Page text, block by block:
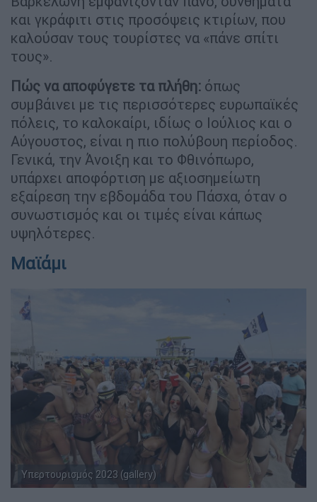
και γκράφιτι στις προσόψεις κτιρίων, που
καλούσαν τους τουρίστες να «πάνε σπίτι
τους».
Πώς να αποφύγετε τα πλήθη: όπως
συμβάινει με τις περισσότερες ευρωπαϊκές
πόλεις, το καλοκαίρι, ιδίως ο Ιούλιος και ο
Αύγουστος, είναι η πιο πολύβουη περίοδος.
Γενικά, την Άνοιξη και το Φθινόπωρο,
υπάρχει αποφόρτιση με αξιοσημείωτη
εξαίρεση την εβδομάδα του Πάσχα, όταν ο
συνωστισμός και οι τιμές είναι κάπως
υψηλότερες.
Μαϊάμι
Υπερτουρισμός 2023 (gallery)